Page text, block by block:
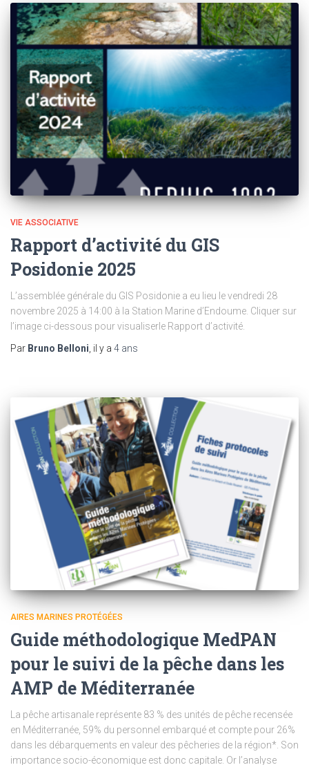
VIE ASSOCIATIVE
Rapport d’activité du GIS
Posidonie 2025
L’assemblée générale du GIS Posidonie a eu lieu le vendredi 28
novembre 2025 à 14:00 à la Station Marine d’Endoume. Cliquer sur
l’image ci-dessous pour visualiserle Rapport d’activité.
Par Bruno Belloni , il y a 4 ans
AIRES MARINES PROTÉGÉES
Guide méthodologique MedPAN
pour le suivi de la pêche dans les
AMP de Méditerranée
La pêche artisanale représente 83 % des unités de pêche recensée
en Méditerranée, 59% du personnel embarqué et compte pour 26%
dans les débarquements en valeur des pêcheries de la région*. Son
importance socio-économique est donc capitale. Or l’analyse